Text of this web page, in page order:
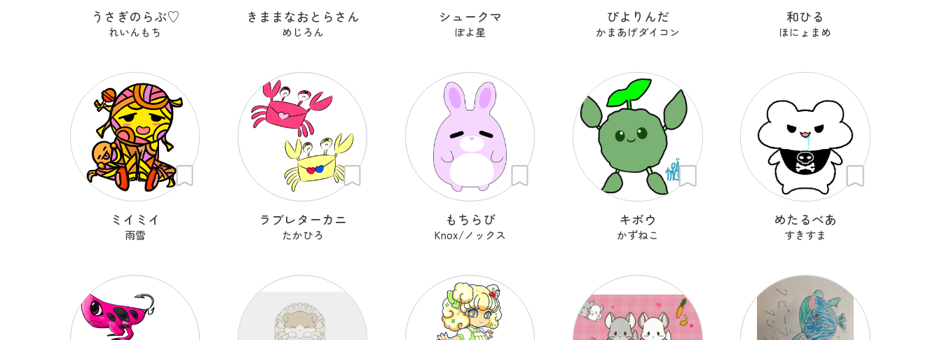
うさぎのらぶ♡
れいんもち
きままなおとらさん
めじろん
シュークマ
ぽよ星
ぴよりんだ
かまあげダイコン
和ひる
ほにょまめ
ミイミイ
雨雪
ラブレターカニ
たかひろ
もちらび
Knox/ノックス
キボウ
かずねこ
めたるべあ
すきすま